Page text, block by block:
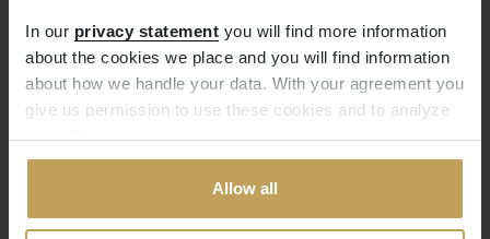
In our privacy statement you will find more information
about the cookies we place and you will find information
about how we handle your data. With your agreement you
give us permission to use these cookies and to analyze
your data.
Allow all
Kostenlose
Rücksendung
Sie haben zu viel bestellt? Sie haben den
falschen Artikel bestellt? Kein Problem. Eine
kurze Nachricht an unseren Kundenservice
genügt. Sie schicken den Artikel zurück
(innerhalb von 14 Tagen) und wir erstatten